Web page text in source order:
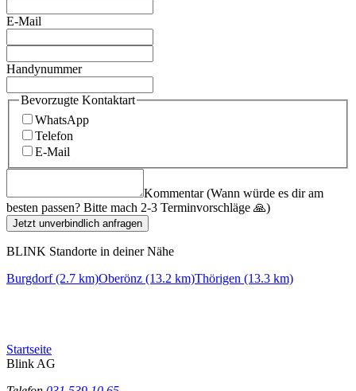
E-Mail
Handynummer
Bevorzugte Kontaktart
WhatsApp
Telefon
E-Mail
Kommentar (Wann würde es dir am
besten passen? Bitte mach 2-3 Terminvorschläge 🙏)
Jetzt unverbindlich anfragen
BLINK Standorte in deiner Nähe
Burgdorf (2.7 km)Oberönz (13.2 km)Thörigen (13.3 km)
Startseite
Blink AG